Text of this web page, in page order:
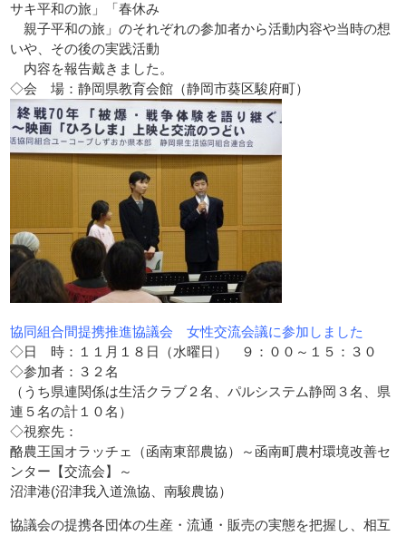
サキ平和の旅」「春休み
親子平和の旅」のそれぞれの参加者から活動内容や当時の想
いや、その後の実践活動
内容を報告戴きました。
◇会 場：静岡県教育会館（静岡市葵区駿府町）
協同組合間提携推進協議会 女性交流会議に参加しました
◇日 時：１１月１８日（水曜日） ９：００～１５：３０
◇参加者：３２名
（うち県連関係は生活クラブ２名、パルシステム静岡３名、県
連５名の計１０名）
◇視察先：
酪農王国オラッチェ（函南東部農協）～函南町農村環境改善セ
ンター【交流会】～
沼津港(沼津我入道漁協、南駿農協）
協議会の提携各団体の生産・流通・販売の実態を把握し、相互